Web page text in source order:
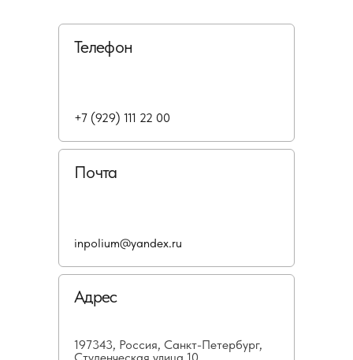
Телефон
Почта
Адрес
197343, Россия, Санкт-Петербург,
Студенческая улица 10,
+7 (929) 111 22 00
inpolium@yandex.ru